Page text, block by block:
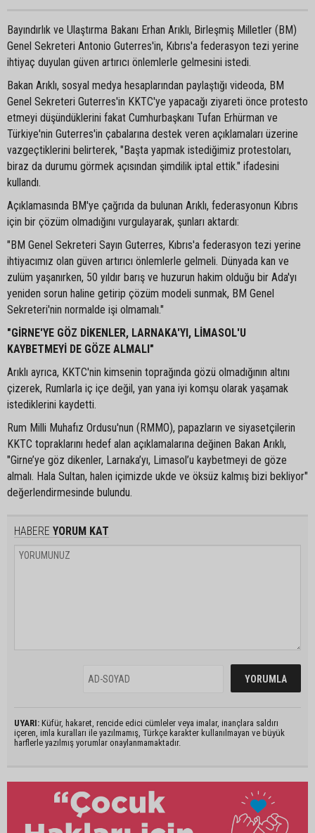
Bayındırlık ve Ulaştırma Bakanı Erhan Arıklı, Birleşmiş Milletler (BM)
Genel Sekreteri Antonio Guterres'in, Kıbrıs'a federasyon tezi yerine
ihtiyaç duyulan güven artırıcı önlemlerle gelmesini istedi.
Bakan Arıklı, sosyal medya hesaplarından paylaştığı videoda, BM
Genel Sekreteri Guterres'in KKTC'ye yapacağı ziyareti önce protesto
etmeyi düşündüklerini fakat Cumhurbaşkanı Tufan Erhürman ve
Türkiye'nin Guterres'in çabalarına destek veren açıklamaları üzerine
vazgeçtiklerini belirterek, "Başta yapmak istediğimiz protestoları,
biraz da durumu görmek açısından şimdilik iptal ettik." ifadesini
kullandı.
Açıklamasında BM'ye çağrıda da bulunan Arıklı, federasyonun Kıbrıs
için bir çözüm olmadığını vurgulayarak, şunları aktardı:
"BM Genel Sekreteri Sayın Guterres, Kıbrıs'a federasyon tezi yerine
ihtiyacımız olan güven artırıcı önlemlerle gelmeli. Dünyada kan ve
zulüm yaşanırken, 50 yıldır barış ve huzurun hakim olduğu bir Ada'yı
yeniden sorun haline getirip çözüm modeli sunmak, BM Genel
Sekreteri'nin normalde işi olmamalı."
"GİRNE'YE GÖZ DİKENLER, LARNAKA'YI, LİMASOL'U
KAYBETMEYİ DE GÖZE ALMALI"
Arıklı ayrıca, KKTC'nin kimsenin toprağında gözü olmadığının altını
çizerek, Rumlarla iç içe değil, yan yana iyi komşu olarak yaşamak
istediklerini kaydetti.
Rum Milli Muhafız Ordusu'nun (RMMO), papazların ve siyasetçilerin
KKTC topraklarını hedef alan açıklamalarına değinen Bakan Arıklı,
"Girne’ye göz dikenler, Larnaka’yı, Limasol’u kaybetmeyi de göze
almalı. Hala Sultan, halen içimizde ukde ve öksüz kalmış bizi bekliyor"
değerlendirmesinde bulundu.
HABERE YORUM KAT
UYARI: Küfür, hakaret, rencide edici cümleler veya imalar, inançlara saldırı
içeren, imla kuralları ile yazılmamış, Türkçe karakter kullanılmayan ve büyük
harflerle yazılmış yorumlar onaylanmamaktadır.